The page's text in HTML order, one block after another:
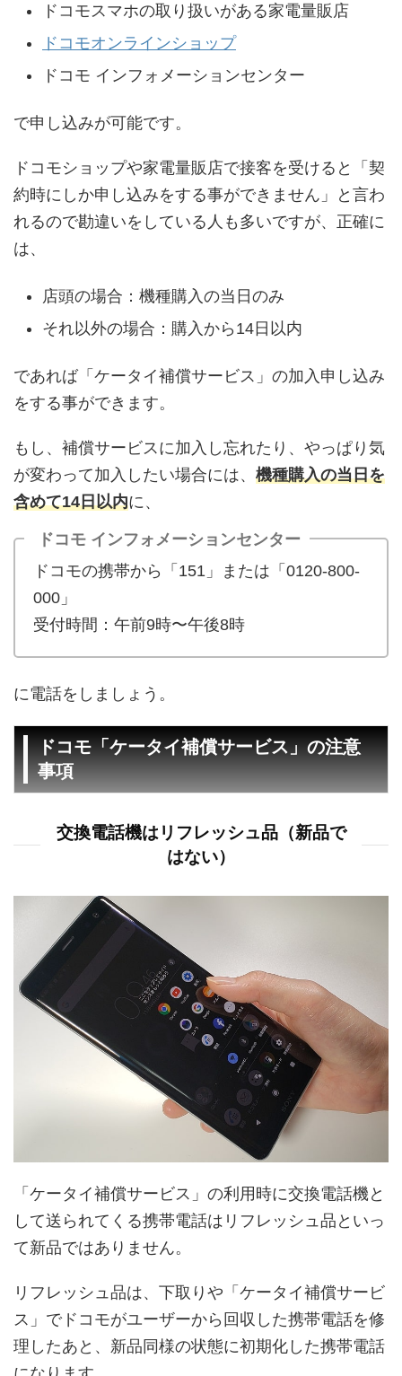
ドコモスマホの取り扱いがある家電量販店
ドコモオンラインショップ
ドコモ インフォメーションセンター
で申し込みが可能です。
ドコモショップや家電量販店で接客を受けると「契
約時にしか申し込みをする事ができません」と言わ
れるので勘違いをしている人も多いですが、正確に
は、
店頭の場合：機種購入の当日のみ
それ以外の場合：購入から14日以内
であれば「ケータイ補償サービス」の加入申し込み
をする事ができます。
もし、補償サービスに加入し忘れたり、やっぱり気
が変わって加入したい場合には、 機種購入の当日を
含めて14日以内に、
ドコモ インフォメーションセンター
ドコモの携帯から「151」または「0120-800-
000」
受付時間：午前9時〜午後8時
に電話をしましょう。
ドコモ「ケータイ補償サービス」の注意
事項
交換電話機はリフレッシュ品（新品で
はない）
「ケータイ補償サービス」の利用時に交換電話機と
して送られてくる携帯電話はリフレッシュ品といっ
て新品ではありません。
リフレッシュ品は、下取りや「ケータイ補償サービ
ス」でドコモがユーザーから回収した携帯電話を修
理したあと、新品同様の状態に初期化した携帯電話